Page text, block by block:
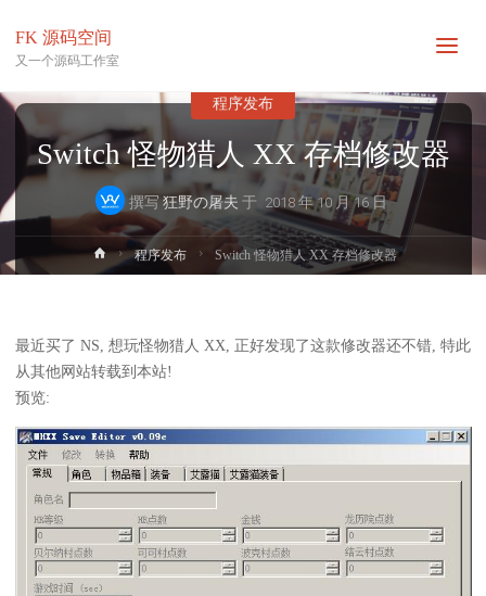
FK 源码空间
又一个源码工作室
Switch 怪物猎人 XX 存档修改器
撰写狂野の屠夫 于 2018 年 10 月 16 日
程序发布
首
页
程序发布 Switch 怪物猎人 XX 存档修改器
最近买了 NS, 想玩怪物猎人 XX, 正好发现了这款修改器还不错, 特此
从其他网站转载到本站!
预览: